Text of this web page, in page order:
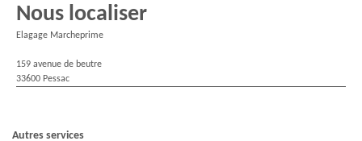
Nous localiser
Elagage Marcheprime
159 avenue de beutre
33600 Pessac
Autres services